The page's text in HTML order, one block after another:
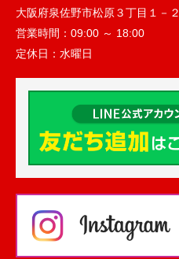
大阪府泉佐野市松原３丁目１－２
営業時間： 09:00 ～ 18:00
定休日： 水曜日